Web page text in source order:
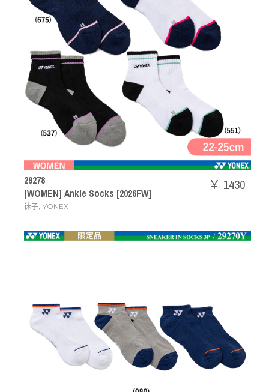
29278
[WOMEN] Ankle Socks [2026FW]
袜子, YONEX
￥ 1430